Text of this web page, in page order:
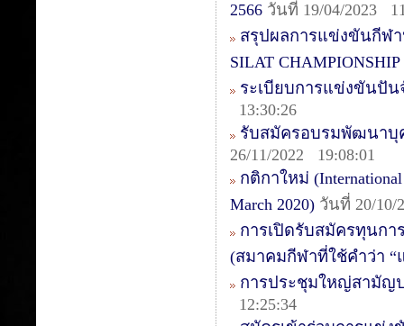
2566 วันที่ 19/04/2023
สรุปผลการแข่งขันกีฬา
SILAT CHAMPIONSHIP
ระเบียบการแข่งขันปัน
13:30:26
รับสมัครอบรมพัฒนาบุ
26/11/2022 19:08:01
กติกาใหม่ (International
March 2020) วันที่ 20/10/
การเปิดรับสมัครทุนกา
(สมาคมกีฬาที่ใช้คำว่า “
การประชุมใหญ่สามัญป
12:25:34